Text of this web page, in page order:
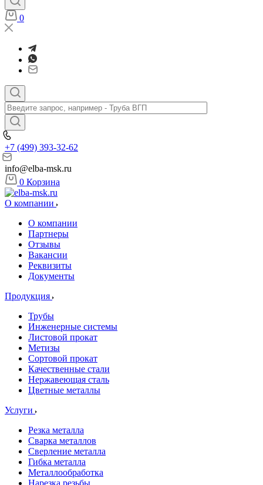
0
+7 (499) 393-32-62
info@elba-msk.ru
0 Корзина
О компании
О компании
Партнеры
Отзывы
Вакансии
Реквизиты
Документы
Продукция
Трубы
Инженерные системы
Листовой прокат
Метизы
Сортовой прокат
Качественные стали
Нержавеющая сталь
Цветные металлы
Услуги
Резка металла
Сварка металлов
Сверление металла
Гибка металла
Металлообработка
Нарезка резьбы